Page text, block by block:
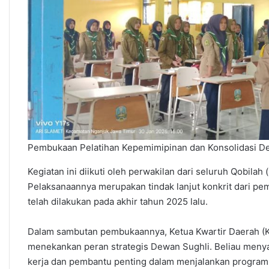
Pembukaan Pelatihan Kepemimipinan dan Konsolidasi
Kegiatan ini diikuti oleh perwakilan dari seluruh Qobilah
Pelaksanaannya merupakan tindak lanjut konkrit dari
telah dilakukan pada akhir tahun 2025 lalu.
Dalam sambutan pembukaannya, Ketua Kwartir Daerah
menekankan peran strategis Dewan Sughli. Beliau
kerja dan pembantu penting dalam menjalankan